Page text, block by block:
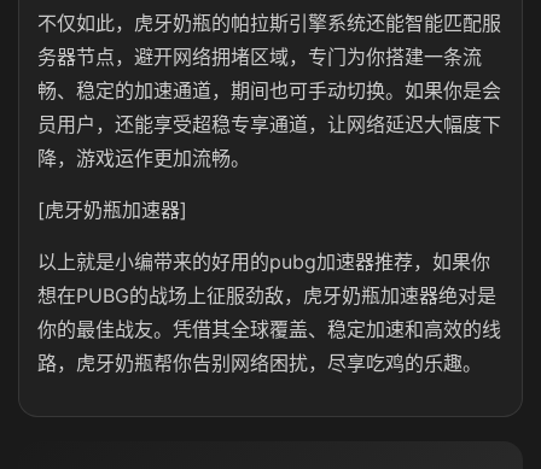
不仅如此，虎牙奶瓶的帕拉斯引擎系统还能智能匹配服
务器节点，避开网络拥堵区域，专门为你搭建一条流
畅、稳定的加速通道，期间也可手动切换。如果你是会
员用户，还能享受超稳专享通道，让网络延迟大幅度下
降，游戏运作更加流畅。
[虎牙奶瓶加速器]
以上就是小编带来的好用的pubg加速器推荐，如果你
想在PUBG的战场上征服劲敌，虎牙奶瓶加速器绝对是
你的最佳战友。凭借其全球覆盖、稳定加速和高效的线
路，虎牙奶瓶帮你告别网络困扰，尽享吃鸡的乐趣。